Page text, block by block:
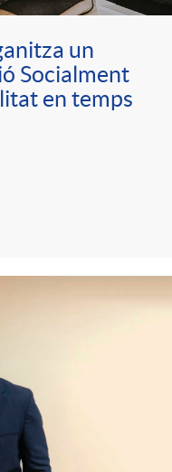
un
Socialment
en temps